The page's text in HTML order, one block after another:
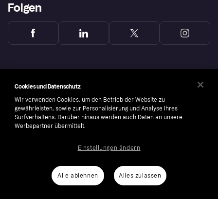
Folgen
number: 556737-0431
Cookies Klarna.com
Cookies und Datenschutz
Wir verwenden Cookies, um den Betrieb der Website zu
gewährleisten, sowie zur Personalisierung und Analyse Ihres
Surfverhaltens. Darüber hinaus werden auch Daten an unsere
Werbepartner übermittelt.
Alle ablehnen Alles zulassen
Einstellungen ändern